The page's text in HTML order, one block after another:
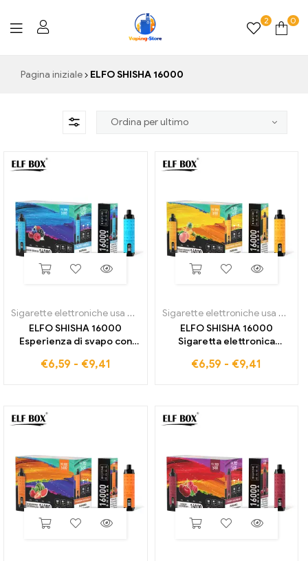
2 0
Pagina iniziale ELFO SHISHA 16000
Sigarette elettroniche usa e getta ,ELFO SHISHA 16000
ELFO SHISHA 16000
Esperienza di svapo con
LED
€6,59 - €9,41
Sigarette elettroniche usa e getta
ELFO SHISHA 16000
Sigaretta elettronica
mango, ananas Vendita al
€6,59 - €9,41